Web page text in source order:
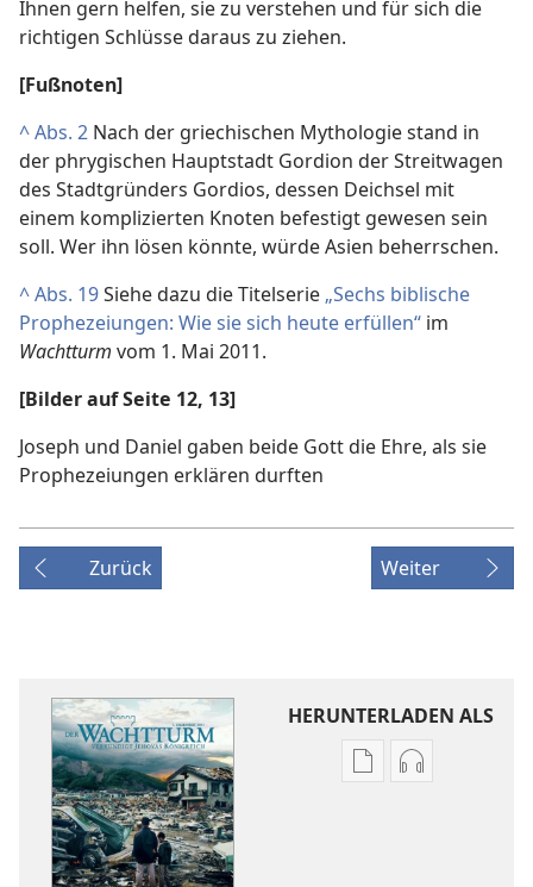
Ihnen gern helfen, sie zu verstehen und für sich die
richtigen Schlüsse daraus zu ziehen.
[Fußnoten]
^Abs. 2 Nach der griechischen Mythologie stand in
der phrygischen Hauptstadt Gordion der Streitwagen
des Stadtgründers Gordios, dessen Deichsel mit
einem komplizierten Knoten befestigt gewesen sein
soll. Wer ihn lösen könnte, würde Asien beherrschen.
^Abs. 19Siehe dazu die Titelserie „Sechs biblische
Prophezeiungen: Wie sie sich heute erfüllen“ im
Wachtturm vom 1. Mai 2011.
[Bilder auf Seite 12, 13]
Joseph und Daniel gaben beide Gott die Ehre, als sie
Prophezeiungen erklären durften
Zurück Weiter
HERUNTERLADEN ALS